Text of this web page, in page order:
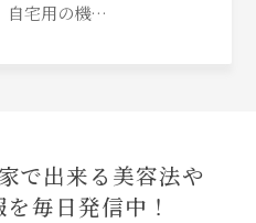
自宅用の機…
で出来る美容法や
毎日発信中！